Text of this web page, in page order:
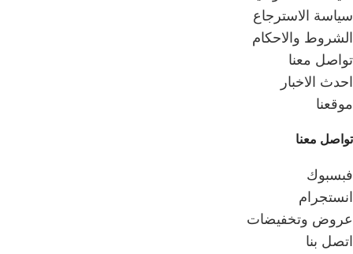
سياسة الاسترجاع
الشروط والاحكام
تواصل معنا
احدث الاخبار
موقعنا
تواصل معنا
فبسبوك
انستجرام
عروض وتخفيضات
اتصل بنا